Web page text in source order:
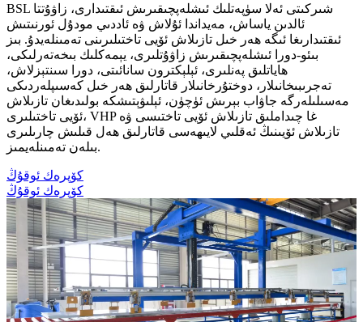
BSL شىركىتى ئەلا سۈپەتلىك ئىشلەپچىقىرىش ئىقتىدارى، زاۋۇتتا
ئالدىن ياساش، مەيداندا ئۇلاش ۋە ئاددىي مودۇل ئورنىتىش
ئىقتىدارىغا ئىگە ھەر خىل تازىلاش ئۆيى تاختىلىرىنى تەمىنلەيدۇ. بىز
بىئو-دورا ئىشلەپچىقىرىش زاۋۇتلىرى، يېمەكلىك بىخەتەرلىكى،
ھاياتلىق پەنلىرى، ئېلېكترون سانائىتى، دورا سىنتېزلاش،
تەجرىبىخانىلار، دوختۇرخانىلار قاتارلىق ھەر خىل كەسىپلەردىكى
مەسىلىلەرگە جاۋاب بېرىش ئۈچۈن، ئېلىۋېتىشكە بولىدىغان تازىلاش
ئۆيى تاختىلىرى، VHP غا چىداملىق تازىلاش ئۆيى تاختىسى ۋە
تازىلاش ئۆيىنىڭ ئەقلىي لايىھەسى قاتارلىق ھەل قىلىش چارىلىرى
بىلەن تەمىنلەيمىز.
كۆپرەك ئوقۇڭ
كۆپرەك ئوقۇڭ